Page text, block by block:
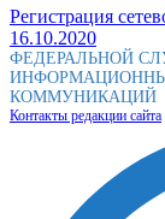
Регистрация
16.10.2020
ФЕДЕРАЛЬНОЙ
КОММУНИКАЦИЙ
Контакты редакции сайта